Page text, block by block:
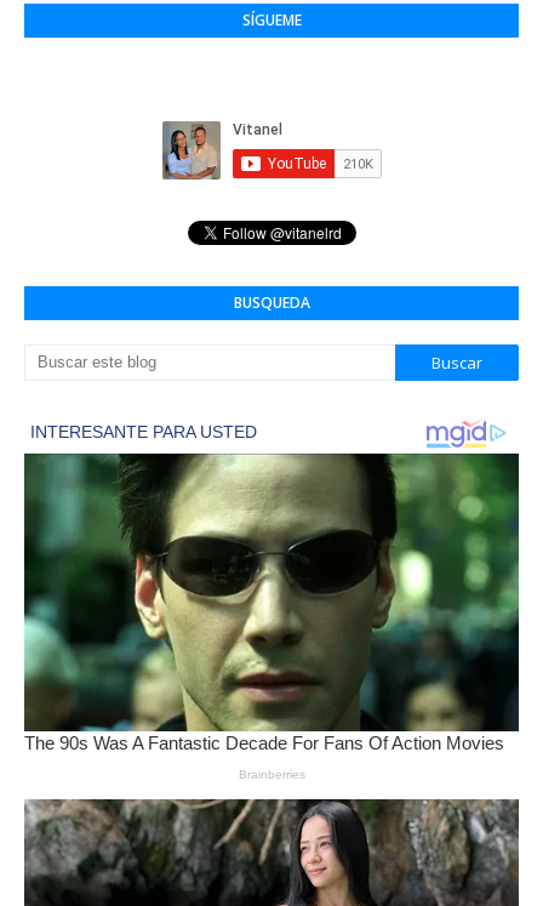
SÍGUEME
BUSQUEDA